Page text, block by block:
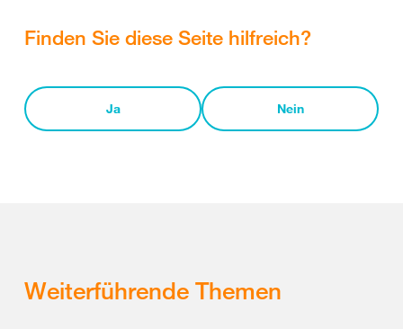
Finden Sie diese Seite hilfreich?
Ja Nein
Weiterführende Themen